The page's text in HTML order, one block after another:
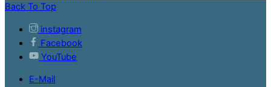
Back To Top
instagram
Facebook
YouTube
E-Mail